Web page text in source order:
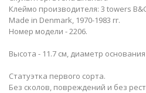
Клеймо производителя: 3 towers
Made in Denmark, 1970-1983 гг.
Номер модели - 2206.
Высота - 11.7 см, диаметр основания
Статуэтка первого сорта.
Без сколов, повреждений и без